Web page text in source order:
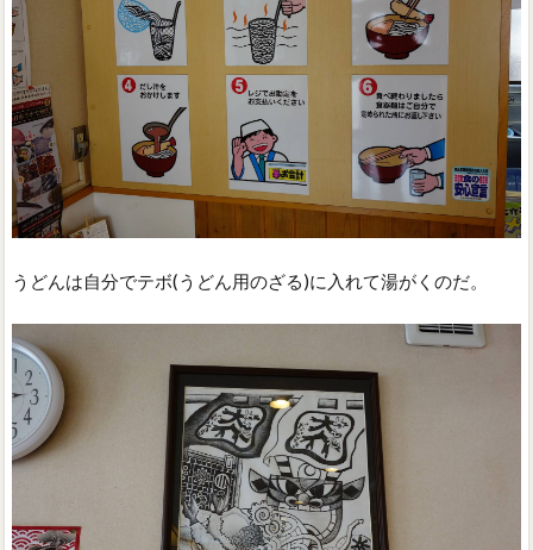
うどんは自分でテボ(うどん用のざる)に入れて湯がくのだ。